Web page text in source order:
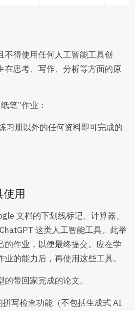
不得使用任何人工智能工具创
在思考、写作、分析等方面的原
笔”作业：
习册以外的任何资料即可完成的
使用
文档的下划线标记、计算器。
这类人工智能工具。此举
的作业，以便最终提交。应在学
的能力后，再使用这些工具。
带回家完成的论文。
拼写检查功能（不包括生成式 AI